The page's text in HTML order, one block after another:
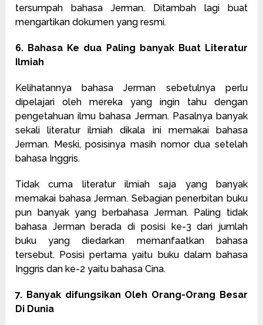
tersumpah bahasa Jerman. Ditambah lagi buat
mengartikan dokumen yang resmi.
6. Bahasa Ke dua Paling banyak Buat Literatur
Ilmiah
Kelihatannya bahasa Jerman sebetulnya perlu
dipelajari oleh mereka yang ingin tahu dengan
pengetahuan ilmu bahasa Jerman. Pasalnya banyak
sekali literatur ilmiah dikala ini memakai bahasa
Jerman. Meski, posisinya masih nomor dua setelah
bahasa Inggris.
Tidak cuma literatur ilmiah saja yang banyak
memakai bahasa Jerman. Sebagian penerbitan buku
pun banyak yang berbahasa Jerman. Paling tidak
bahasa Jerman berada di posisi ke-3 dari jumlah
buku yang diedarkan memanfaatkan bahasa
tersebut. Posisi pertama yaitu buku dalam bahasa
Inggris dan ke-2 yaitu bahasa Cina.
7. Banyak difungsikan Oleh Orang-Orang Besar
Di Dunia